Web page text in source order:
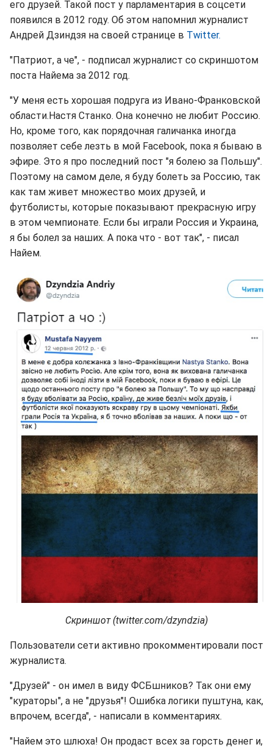
его друзей. Такой пост у парламентария в соцсети
появился в 2012 году. Об этом напомнил журналист
Андрей Дзиндзя на своей странице в Twitter.
"Патриот, а че", - подписал журналист со скриншотом
поста Найема за 2012 год.
"У меня есть хорошая подруга из Ивано-Франковской
области.Настя Станко. Она конечно не любит Россию.
Но, кроме того, как порядочная галичанка иногда
позволяет себе лезть в мой Facebook, пока я бываю в
эфире. Это я про последний пост "я болею за Польшу".
Поэтому на самом деле, я буду болеть за Россию, так
как там живет множество моих друзей, и
футболисты, которые показывают прекрасную игру
в этом чемпионате. Если бы играли Россия и Украина,
я бы болел за наших. А пока что - вот так", - писал
Найем.
Скриншот (twitter.com/dzyndzia)
Пользователи сети активно прокомментировали пост
журналиста.
"Друзей" - он имел в виду ФСБшников? Так они ему
"кураторы", а не "друзья"! Ошибка логики пуштуна, как,
впрочем, всегда", - написали в комментариях.
"Найем это шлюха! Он продаст всех за горсть денег и,